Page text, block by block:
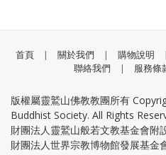
首頁 | 關於我們 | 購物說明
聯絡我們
| 服務條
版權屬靈鷲山佛教教團所有
Buddhist Society. All Rights
財團法人靈鷲山般若文教基金會附
財團法人世界宗教博物館發展基金